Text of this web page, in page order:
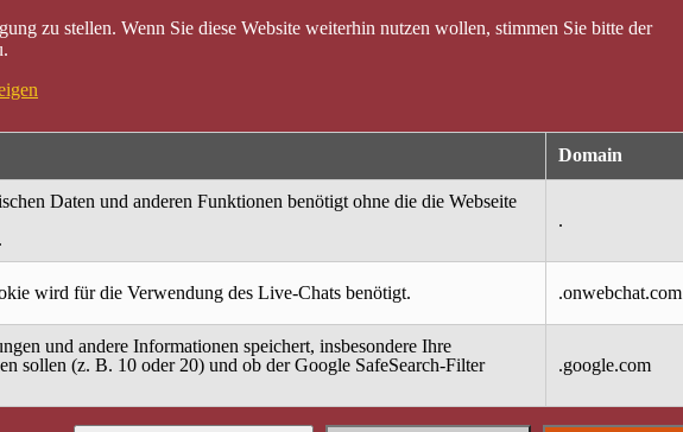
zu stellen. Wenn Sie diese Website weiterhin nutzen wollen, stimmen Sie bitte der
Domain
Daten und anderen Funktionen benötigt ohne die die Webseite
.
wird für die Verwendung des Live-Chats benötigt. .onwebchat.com
und andere Informationen speichert, insbesondere Ihre
sollen (z. B. 10 oder 20) und ob der Google SafeSearch-Filter
.google.com